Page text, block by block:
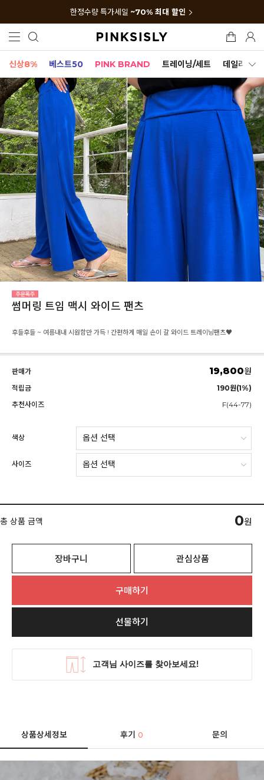
한정수량 특가세일 ~70% 최대 할인
신상8% 베스트50 PINK BRAND 트레이닝/세트 데일리세트
썸머링 트임 맥시 와이드 팬츠
후들후들 ~ 여름내내 시원함만 가득 ! 간편하게 매일 손이 갈 와이드 트레이닝팬츠♥
판매가 19,800원
적립금
190원(1%)
추천사이즈
F(44-77)
색상
사이즈
총 상품 금액 0원
장바구니 관심상품
구매하기
선물하기
상품상세정보 후기0 문의